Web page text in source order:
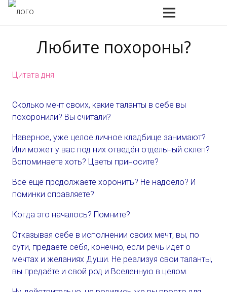
Любите похороны?
Цитата дня
Сколько мечт своих, какие таланты в себе вы
похоронили? Вы считали?
Наверное, уже целое личное кладбище занимают?
Или может у вас под них отведён отдельный склеп?
Вспоминаете хоть? Цветы приносите?
Всё ещё продолжаете хоронить? Не надоело? И
поминки справляете?
Когда это началось? Помните?
Отказывая себе в исполнении своих мечт, вы, по
сути, предаёте себя, конечно, если речь идёт о
мечтах и желаниях Души. Не реализуя свои таланты,
вы предаёте и свой род и Вселенную в целом.